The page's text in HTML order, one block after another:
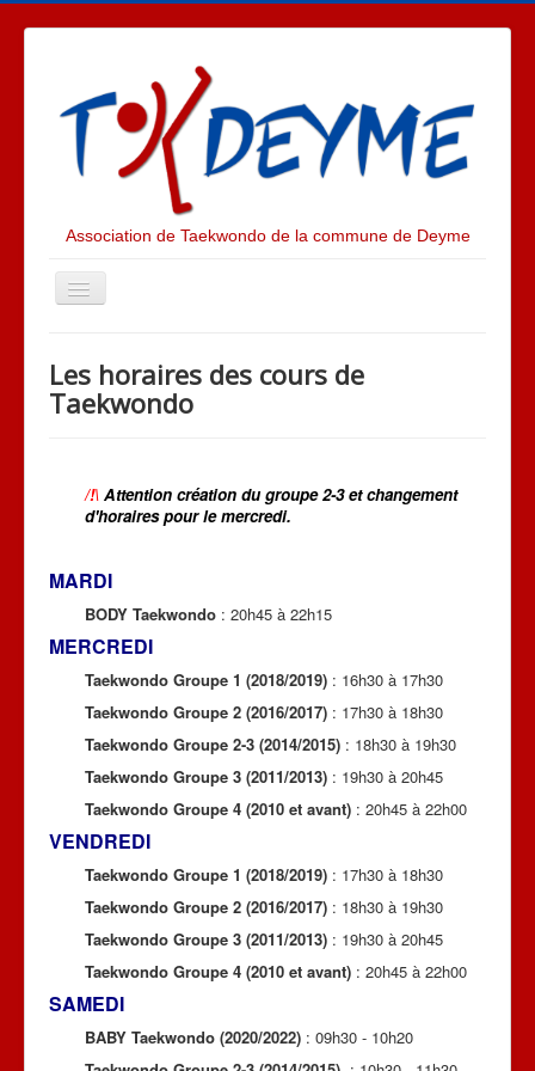
Association de Taekwondo de la commune de Deyme
Toggle
PRESENTATION
LE TAEKWONDO
AGENDA
Les horaires des cours de
Taekwondo
/!\ Attention création du groupe 2-3 et changement
d'horaires pour le mercredi.
MARDI
BODY Taekwondo : 20h45 à 22h15
MERCREDI
Taekwondo Groupe 1 (2018/2019) : 16h30 à 17h30
Taekwondo Groupe 2 (2016/2017) : 17h30 à 18h30
Taekwondo Groupe 2-3 (2014/2015) : 18h30 à 19h30
Taekwondo Groupe 3 (2011/2013) : 19h30 à 20h45
Taekwondo Groupe 4 (2010 et avant) : 20h45 à 22h00
VENDREDI
Taekwondo Groupe 1 (2018/2019) : 17h30 à 18h30
Taekwondo Groupe 2 (2016/2017) : 18h30 à 19h30
Taekwondo Groupe 3 (2011/2013) : 19h30 à 20h45
Taekwondo Groupe 4 (2010 et avant) : 20h45 à 22h00
SAMEDI
BABY Taekwondo (2020/2022) : 09h30 - 10h20